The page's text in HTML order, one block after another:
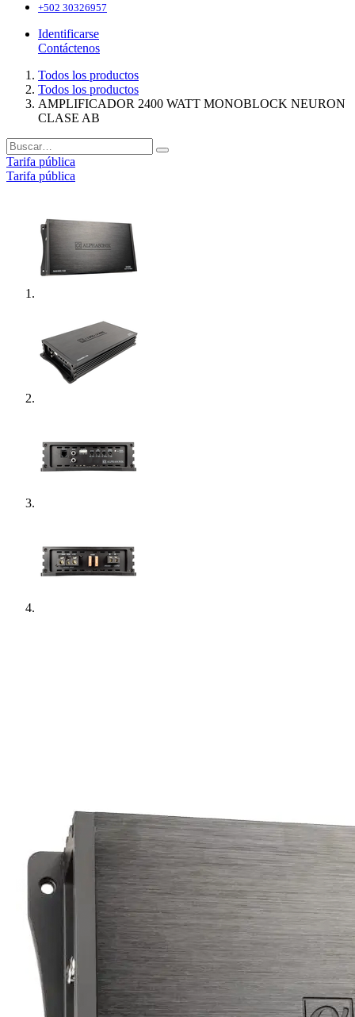
+502 30326957
Identificarse
Contáctenos
Todos los productos
Todos los productos
AMPLIFICADOR 2400 WATT MONOBLOCK NEURON
CLASE AB
Tarifa pública
Tarifa pública